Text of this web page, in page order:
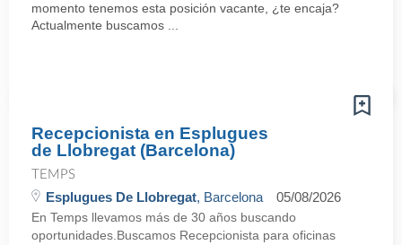
momento tenemos esta posición vacante, ¿te encaja?
Actualmente buscamos ...
Recepcionista en Esplugues
de Llobregat (Barcelona)
TEMPS
Esplugues De Llobregat, Barcelona 05/08/2026
En Temps llevamos más de 30 años buscando
oportunidades.Buscamos Recepcionista para oficinas